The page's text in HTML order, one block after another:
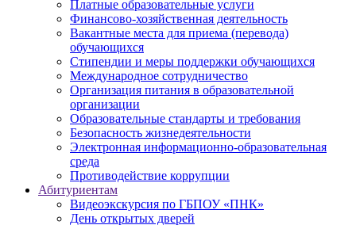
Платные образовательные услуги
Финансово-хозяйственная деятельность
Вакантные места для приема (перевода)
обучающихся
Стипендии и меры поддержки обучающихся
Международное сотрудничество
Организация питания в образовательной
организации
Образовательные стандарты и требования
Безопасность жизнедеятельности
Электронная информационно-образовательная
среда
Противодействие коррупции
Абитуриентам
Видеоэкскурсия по ГБПОУ «ПНК»
День открытых дверей